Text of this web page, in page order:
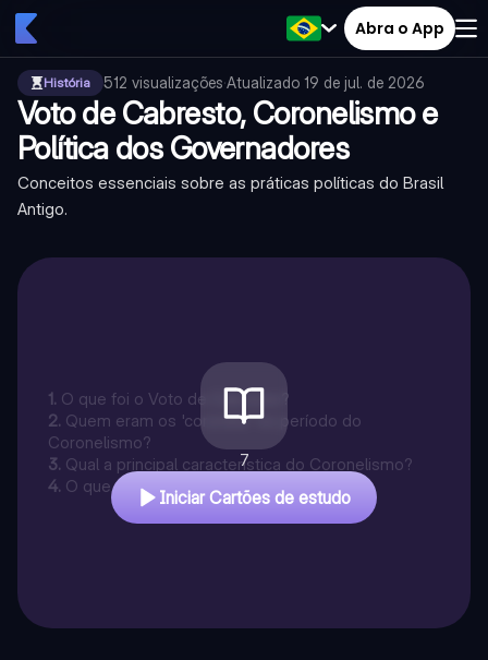
Abra o App
História 512 visualizações·Atualizado 19 de jul. de 2026
Voto de Cabresto, Coronelismo e
Política dos Governadores
Conceitos essenciais sobre as práticas políticas do Brasil
Antigo.
1. O que foi o Voto de Cabresto?
2. Quem eram os 'coronéis' no período do
Coronelismo?
3. Qual a principal característica do Coronelismo?
4. O que foi a Política dos Governadores?
7
Iniciar Cartões de estudo